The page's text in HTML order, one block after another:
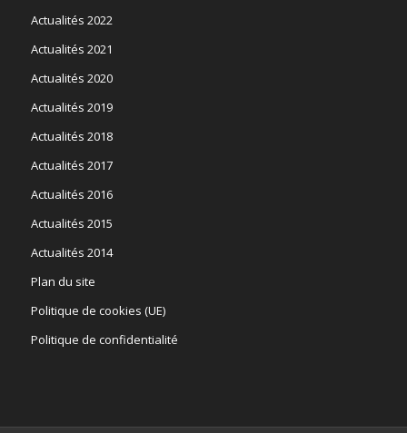
Actualités 2022
Actualités 2021
Actualités 2020
Actualités 2019
Actualités 2018
Actualités 2017
Actualités 2016
Actualités 2015
Actualités 2014
Plan du site
Politique de cookies (UE)
Politique de confidentialité